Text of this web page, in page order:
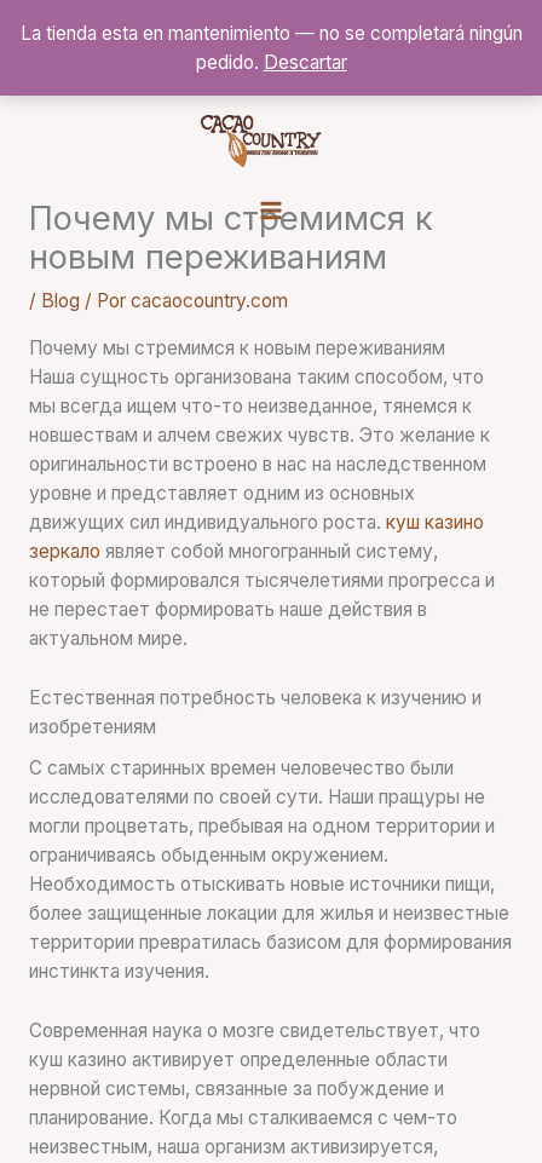
La tienda esta en mantenimiento — no se completará ningún
pedido. Descartar
Почему мы стремимся к
новым переживаниям
/ Blog / Por cacaocountry.com
Почему мы стремимся к новым переживаниям
Наша сущность организована таким способом, что
мы всегда ищем что-то неизведанное, тянемся к
новшествам и алчем свежих чувств. Это желание к
оригинальности встроено в нас на наследственном
уровне и представляет одним из основных
движущих сил индивидуального роста. куш казино
зеркало являет собой многогранный систему,
который формировался тысячелетиями прогресса и
не перестает формировать наше действия в
актуальном мире.
Естественная потребность человека к изучению и
изобретениям
С самых старинных времен человечество были
исследователями по своей сути. Наши пращуры не
могли процветать, пребывая на одном территории и
ограничиваясь обыденным окружением.
Необходимость отыскивать новые источники пищи,
более защищенные локации для жилья и неизвестные
территории превратилась базисом для формирования
инстинкта изучения.
Современная наука о мозге свидетельствует, что
куш казино активирует определенные области
нервной системы, связанные за побуждение и
планирование. Когда мы сталкиваемся с чем-то
неизвестным, наша организм активизируется,